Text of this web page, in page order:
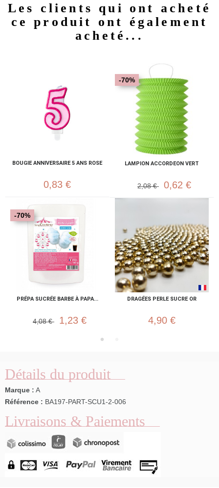
Les clients qui ont acheté
ce produit ont également
acheté...
BOUGIE ANNIVERSAIRE 5 ANS ROSE
0,83 €
LAMPION ACCORDEON VERT
-70%
2,08 € 0,62 €
PRÉPA SUCRÉE BARBE À PAPA...
-70%
4,08 € 1,23 €
DRAGÉES PERLE SUCRE OR
4,90 €
Détails du produit
Marque : A
Référence : BA197-PART-SCU1-2-006
Livraisons & Paiements